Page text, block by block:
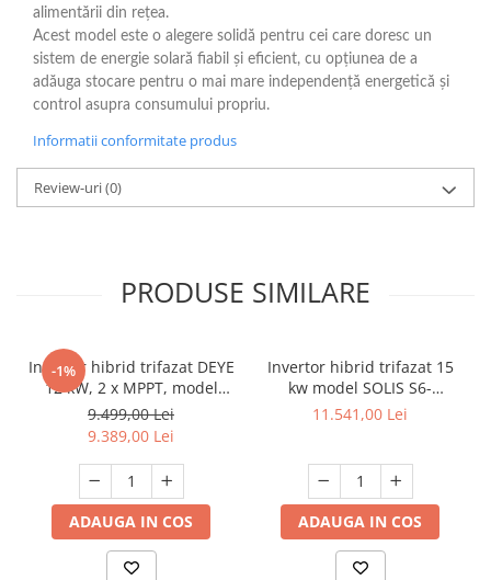
alimentării din rețea.
Acest model este o alegere solidă pentru cei care doresc un
sistem de energie solară fiabil și eficient, cu opțiunea de a
adăuga stocare pentru o mai mare independență energetică și
control asupra consumului propriu.
Informatii conformitate produs
Review-uri(0)
PRODUSE SIMILARE
-1%
Invertor hibrid trifazat DEYE
12 kW, 2 x MPPT, model
SG05P3-EU
9.499,00 Lei
9.389,00 Lei
ADAUGA IN COS
Invertor hibrid trifazat 15
kw model SOLIS S6-
EH3P15K02-NV-YD-L
11.541,00 Lei
ADAUGA IN COS